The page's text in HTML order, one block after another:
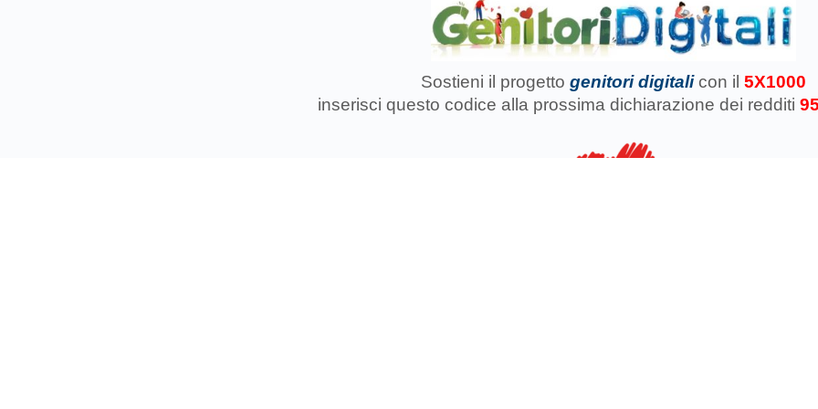
Sostieni il progetto genitori digitali con il 5X1000
inserisci questo codice alla prossima dichiarazione dei redditi